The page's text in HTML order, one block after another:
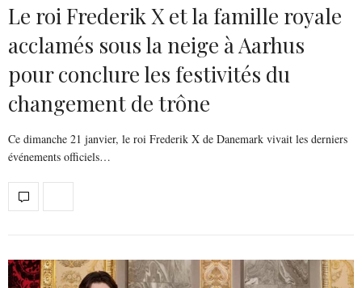
Le roi Frederik X et la famille royale
acclamés sous la neige à Aarhus
pour conclure les festivités du
changement de trône
Ce dimanche 21 janvier, le roi Frederik X de Danemark vivait les derniers
événements officiels…